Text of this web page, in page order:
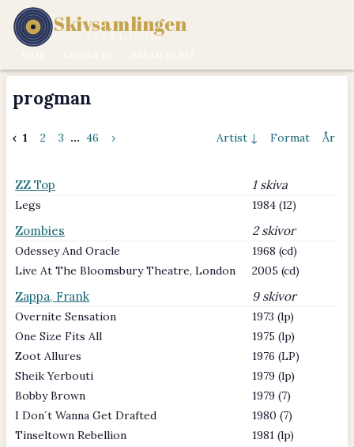
Skivsamlingen
MUSIK ÄR EN LIVSSTIL.
progman
‹ 1 2 3 ... 46 › Artist ↓ Format År
ZZ Top 1 skiva
Legs 1984 (12)
Zombies 2 skivor
Odessey And Oracle
1968 (cd)
Live At The Bloomsbury Theatre, London
2005 (cd)
Zappa, Frank 9 skivor
Overnite Sensation
1973 (lp)
One Size Fits All
1975 (lp)
Zoot Allures
1976 (LP)
Sheik Yerbouti
1979 (lp)
Bobby Brown
1979 (7)
I Don´t Wanna Get Drafted
1980 (7)
Tinseltown Rebellion
1981 (lp)